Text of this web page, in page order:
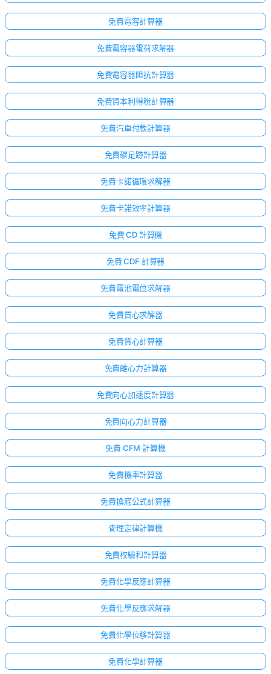
免費電容計算器
免費電容器電荷求解器
免費電容器阻抗計算器
免費資本利得稅計算器
免費汽車付款計算器
免費碳足跡計算器
免費卡諾循環求解器
免費卡諾效率計算器
免費 CD 計算機
免費 CDF 計算器
免費電池電位求解器
免費質心求解器
免費質心計算器
免費離心力計算器
免費向心加速度計算器
免費向心力計算器
免費 CFM 計算機
免費機率計算器
免費換底公式計算器
查理定律計算機
免費校驗和計算器
免費化學反應計算器
免費化學反應求解器
免費化學位移計算器
免費化學計算器